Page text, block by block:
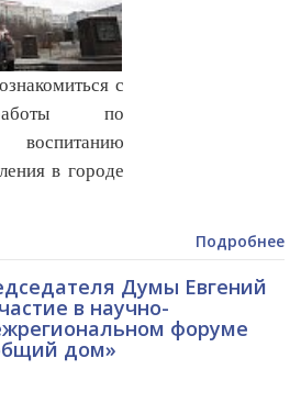
с
по
воспитанию
в городе
Подробнее
Думы Евгений
в научно-
форуме
дом»